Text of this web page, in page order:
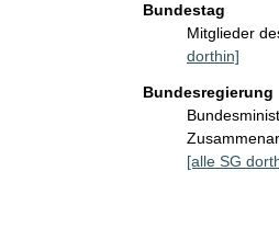
Bundestag
Mitglieder
dorthin]
Bundesregierung
[alle SG